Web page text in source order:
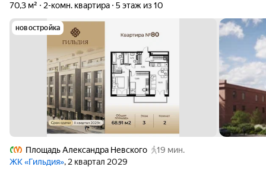
70,3 м² 2-комн. квартира 5 этаж из 10
новостройка
Площадь Александра Невского
19 мин.
ЖК «Гильдия», 2 квартал 2029